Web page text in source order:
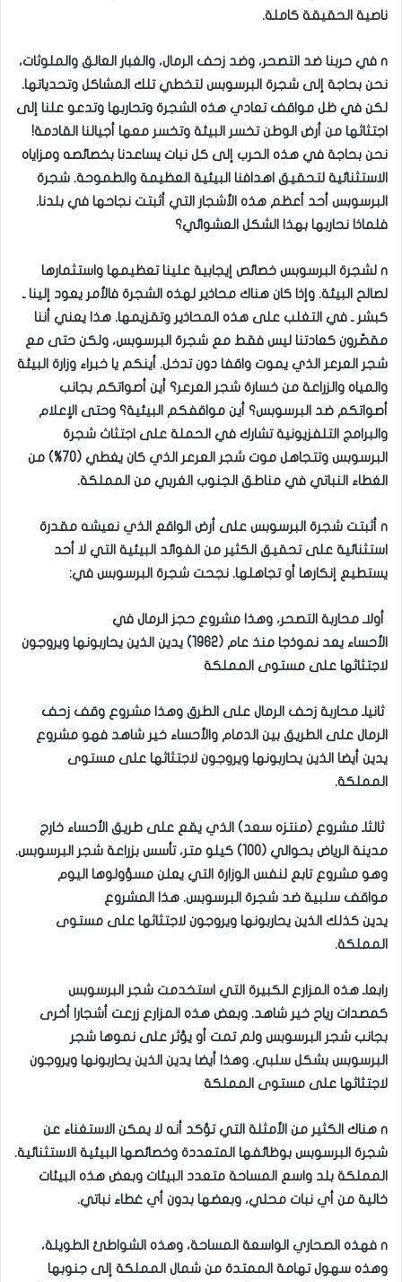
ناصية الحقيقة كاملة.
n في حربنا ضد التصحر، وضد زحف الرمال، والغبار العالق والملوثات،
نحن بحاجة إلى شجرة البرسوبس لتخطي تلك المشاكل وتحدياتها.
لكن في ظل مواقف تعادي هذه الشجرة وتحاربها وتدعو علنا إلى
اجتثاثها من أرض الوطن تخسر البيئة وتخسر معها أجيالنا القادمة!
نحن بحاجة في هذه الحرب إلى كل نبات يساعدنا بخصائصه ومزاياه
الاستثنائية لتحقيق اهدافنا البيئية العظيمة والطموحة. شجرة
البرسوبس أحد أعظم هذه الأشجار التي أثبتت نجاحها في بلدنا.
فلماذا نحاربها بهذا الشكل العشوائي؟
n لشجرة البرسوبس خصائص إيجابية علينا تعظيمها واستثمارها
لصالح البيئة. وإذا كان هناك محاذير لهذه الشجرة فالأمر يعود إلينا ـ
كبشر ـ في التغلب على هذه المحاذير وتقزيمها. هذا يعني أننا
مقصّرون كعادتنا ليس فقط مع شجرة البرسوبس، ولكن حتى مع
شجر العرعر الذي يموت واقفا دون تدخل. أينكم يا خبراء وزارة البيئة
والمياه والزراعة من خسارة شجر العرعر؟ أين أصواتكم بجانب
أصواتكم ضد البرسوبس؟ أين مواقفكم البيئية؟ وحتى الإعلام
والبرامج التلفزيونية تشارك في الحملة على اجتثاث شجرة
البرسوبس وتتجاهل موت شجر العرعر الذي كان يغطي (70%) من
الغطاء النباتي في مناطق الجنوب الغربي من المملكة.
n أثبتت شجرة البرسوبس على أرض الواقع الذي نعيشه مقدرة
استثنائية على تحقيق الكثير من الفوائد البيئية التي لا أحد
يستطيع إنكارها أو تجاهلها. نجحت شجرة البرسوبس في:
أولاـ محاربة التصحر، وهذا مشروع حجز الرمال في
الأحساء يعد نموذجا منذ عام (1962) يدين الذين يحاربونها ويروجون
لاجتثاثها على مستوى المملكة
ثانياـ محاربة زحف الرمال على الطرق وهذا مشروع وقف زحف
الرمال على الطريق بين الدمام والأحساء خير شاهد فهو مشروع
يدين أيضا الذين يحاربونها ويروجون لاجتثاثها على مستوى
المملكة.
ثالثاـ مشروع (منتزه سعد) الذي يقع على طريق الأحساء خارج
مدينة الرياض بحوالي (100) كيلو متر، تأسس بزراعة شجر البرسوبس.
وهو مشروع تابع لنفس الوزارة التي يعلن مسؤولوها اليوم
مواقف سلبية ضد شجرة البرسوبس. هذا المشروع
يدين كذلك الذين يحاربونها ويروجون لاجتثاثها على مستوى
المملكة.
رابعاـ هذه المزارع الكبيرة التي استخدمت شجر البرسوبس
كمصدات رياح خير شاهد. وبعض هذه المزارع زرعت أشجارا أخرى
بجانب شجر البرسوبس ولم تمت أو يؤثر على نموها شجر
البرسوبس بشكل سلبي. وهذا أيضا يدين الذين يحاربونها ويروجون
لاجتثاثها على مستوى المملكة
n هناك الكثير من الأمثلة التي تؤكد أنه لا يمكن الاستغناء عن
شجرة البرسوبس بوظائفها المتعددة وخصائصها البيئية الاستثنائية.
المملكة بلد واسع المساحة متعدد البيئات وبعض هذه البيئات
خالية من أي نبات محلي، وبعضها بدون أي غطاء نباتي.
n فهذه الصحاري الواسعة المساحة، وهذه الشواطئ الطويلة،
وهذه سهول تهامة الممتدة من شمال المملكة إلى جنوبها